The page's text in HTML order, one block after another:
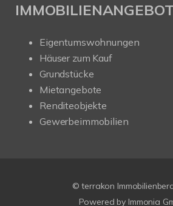
Eigentumswohnungen
Häuser zum Kauf
Grundstücke
Mietangebote
Renditeobjekte
Gewerbeimmobilien
© terrakon
Powered by Immonia